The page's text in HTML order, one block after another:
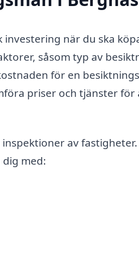
när du ska
såsom typ av
för en
priser och tjänster för
av
med: